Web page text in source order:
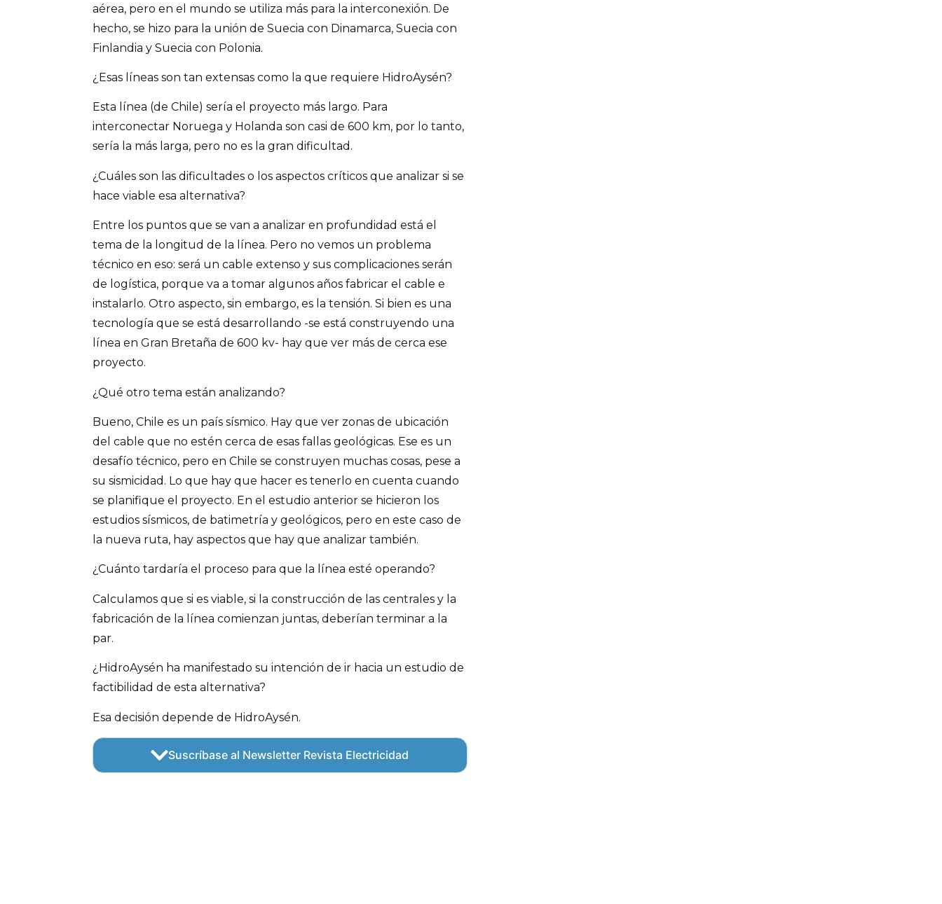
aérea, pero en el mundo se utiliza más para la interconexión. De
hecho, se hizo para la unión de Suecia con Dinamarca, Suecia con
Finlandia y Suecia con Polonia.
¿Esas líneas son tan extensas como la que requiere HidroAysén?
Esta línea (de Chile) sería el proyecto más largo. Para
interconectar Noruega y Holanda son casi de 600 km, por lo tanto,
sería la más larga, pero no es la gran dificultad.
¿Cuáles son las dificultades o los aspectos críticos que analizar si se
hace viable esa alternativa?
Entre los puntos que se van a analizar en profundidad está el
tema de la longitud de la línea. Pero no vemos un problema
técnico en eso: será un cable extenso y sus complicaciones serán
de logística, porque va a tomar algunos años fabricar el cable e
instalarlo. Otro aspecto, sin embargo, es la tensión. Si bien es una
tecnología que se está desarrollando -se está construyendo una
línea en Gran Bretaña de 600 kv- hay que ver más de cerca ese
proyecto.
¿Qué otro tema están analizando?
Bueno, Chile es un país sísmico. Hay que ver zonas de ubicación
del cable que no estén cerca de esas fallas geológicas. Ese es un
desafío técnico, pero en Chile se construyen muchas cosas, pese a
su sismicidad. Lo que hay que hacer es tenerlo en cuenta cuando
se planifique el proyecto. En el estudio anterior se hicieron los
estudios sísmicos, de batimetría y geológicos, pero en este caso de
la nueva ruta, hay aspectos que hay que analizar también.
¿Cuánto tardaría el proceso para que la línea esté operando?
Calculamos que si es viable, si la construcción de las centrales y la
fabricación de la línea comienzan juntas, deberían terminar a la
par.
¿HidroAysén ha manifestado su intención de ir hacia un estudio de
factibilidad de esta alternativa?
Esa decisión depende de HidroAysén.
Suscríbase al Newsletter Revista Electricidad